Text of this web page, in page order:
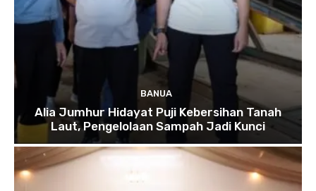
BANUA
Alia Jumhur Hidayat Puji Kebersihan Tanah
Laut, Pengelolaan Sampah Jadi Kunci